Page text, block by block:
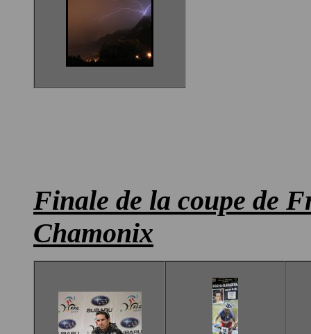
Finale de la coupe de
Chamonix